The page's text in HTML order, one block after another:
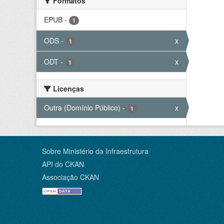
EPUB - 1
ODS - 1 x
ODT - 1 x
Licenças
Outra (Domínio Público) - 1 x
Sobre Ministério da Infraestrutura
API do CKAN
Associação CKAN